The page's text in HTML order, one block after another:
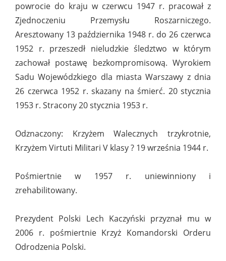
powrocie do kraju w czerwcu 1947 r. pracował z
Zjednoczeniu Przemysłu Roszarniczego.
Aresztowany 13 października 1948 r. do 26 czerwca
1952 r. przeszedł nieludzkie śledztwo w którym
zachował postawę bezkompromisową. Wyrokiem
Sadu Wojewódzkiego dla miasta Warszawy z dnia
26 czerwca 1952 r. skazany na śmierć. 20 stycznia
1953 r. Stracony 20 stycznia 1953 r.
Odznaczony: Krzyżem Walecznych trzykrotnie,
Krzyżem Virtuti Militari V klasy ? 19 września 1944 r.
Pośmiertnie w 1957 r. uniewinniony i
zrehabilitowany.
Prezydent Polski Lech Kaczyński przyznał mu w
2006 r. pośmiertnie Krzyż Komandorski Orderu
Odrodzenia Polski.